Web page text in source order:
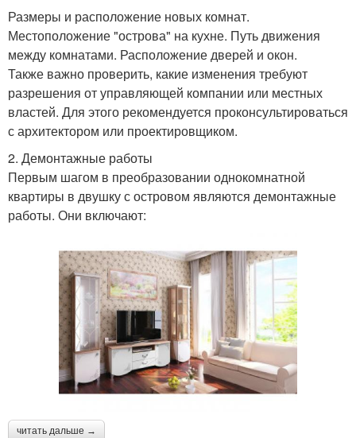
Размеры и расположение новых комнат.
Местоположение "острова" на кухне. Путь движения
между комнатами. Расположение дверей и окон.
Также важно проверить, какие изменения требуют
разрешения от управляющей компании или местных
властей. Для этого рекомендуется проконсультироваться
с архитектором или проектировщиком.
2. Демонтажные работы
Первым шагом в преобразовании однокомнатной
квартиры в двушку с островом являются демонтажные
работы. Они включают:
читать дальше →